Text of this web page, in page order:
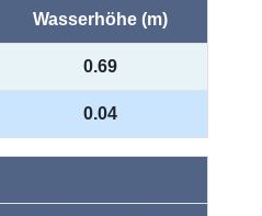
Wasserhöhe (m)
0.69
0.04